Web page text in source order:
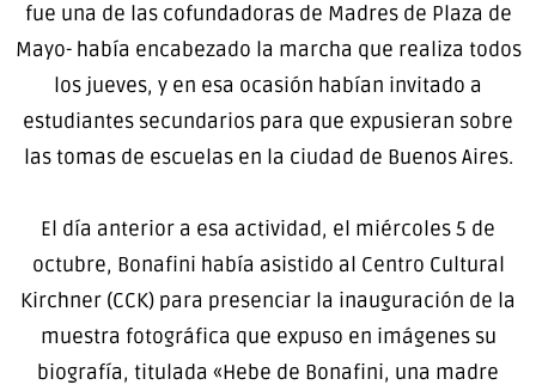
fue una de las cofundadoras de Madres de Plaza de
Mayo- había encabezado la marcha que realiza todos
los jueves, y en esa ocasión habían invitado a
estudiantes secundarios para que expusieran sobre
las tomas de escuelas en la ciudad de Buenos Aires.
El día anterior a esa actividad, el miércoles 5 de
octubre, Bonafini había asistido al Centro Cultural
Kirchner (CCK) para presenciar la inauguración de la
muestra fotográfica que expuso en imágenes su
biografía, titulada «Hebe de Bonafini, una madre